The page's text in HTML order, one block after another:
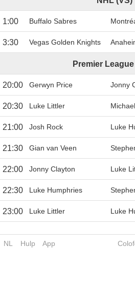
1:00 Buffalo Sabres
3:30 Vegas Golden Knights
Premier
20:00 Gerwyn Price Jonny
20:30 Luke Littler
21:00 Josh Rock Luke
21:30 Gian van Veen
22:00 Jonny Clayton Luke
22:30 Luke Humphries
23:00 Luke Littler Luke
NL Hulp App